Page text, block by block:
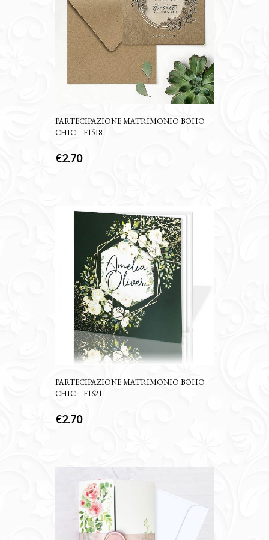
PARTECIPAZIONE MATRIMONIO BOHO
CHIC – F1518
€2.70
PARTECIPAZIONE MATRIMONIO BOHO
CHIC – F1621
€2.70